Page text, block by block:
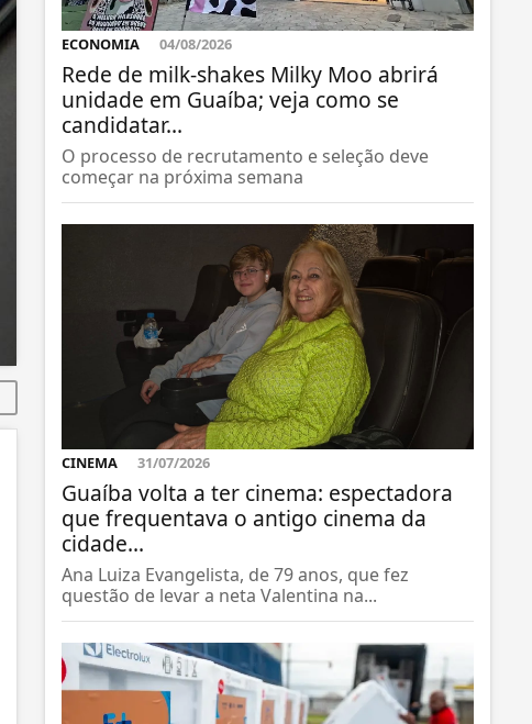
ECONOMIA 04/08/2026
Rede de milk-shakes Milky Moo abrirá
unidade em Guaíba; veja como se
candidatar...
O processo de recrutamento e seleção deve
começar na próxima semana
CINEMA 31/07/2026
Guaíba volta a ter cinema: espectadora
que frequentava o antigo cinema da
cidade...
Ana Luiza Evangelista, de 79 anos, que fez
questão de levar a neta Valentina na...